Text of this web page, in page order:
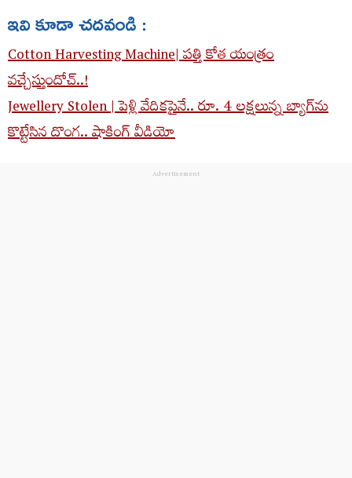
ఇవి కూడా చదవండి :
Cotton Harvesting Machine| పత్తి కోత యంత్రం
వచ్చేస్తుందోచ్..!
Jewellery Stolen | పెళ్లి వేదికపైనే.. రూ. 4 లక్షలున్న బ్యాగ్‌ను
కొట్టేసిన దొంగ.. షాకింగ్ వీడియో